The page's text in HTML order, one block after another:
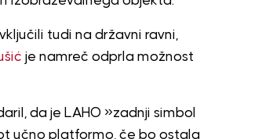
tudi na državni ravni,
je namreč odprla možnost
da je LAHO »zadnji simbol
učno platformo, če bo ostala